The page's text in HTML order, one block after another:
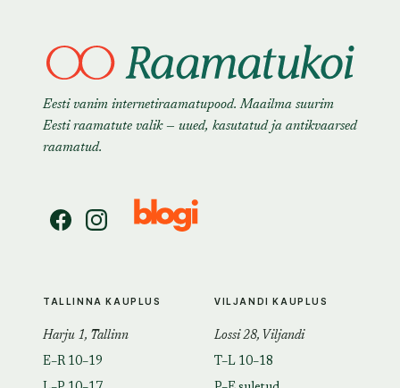
Eesti vanim internetiraamatupood. Maailma suurim
Eesti raamatute valik — uued, kasutatud ja antikvaarsed
raamatud.
TALLINNA KAUPLUS
Harju 1, Tallinn
E–R 10–19
VILJANDI KAUPLUS
Lossi 28, Viljandi
T–L 10–18